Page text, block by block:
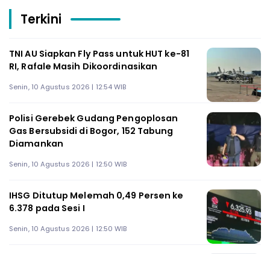
Terkini
TNI AU Siapkan Fly Pass untuk HUT ke-81
RI, Rafale Masih Dikoordinasikan
Senin, 10 Agustus 2026 | 12:54 WIB
Polisi Gerebek Gudang Pengoplosan
Gas Bersubsidi di Bogor, 152 Tabung
Diamankan
Senin, 10 Agustus 2026 | 12:50 WIB
IHSG Ditutup Melemah 0,49 Persen ke
6.378 pada Sesi I
Senin, 10 Agustus 2026 | 12:50 WIB